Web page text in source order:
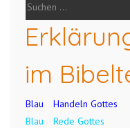
im
Blau
Handeln Gottes
Blau
Rede Gottes